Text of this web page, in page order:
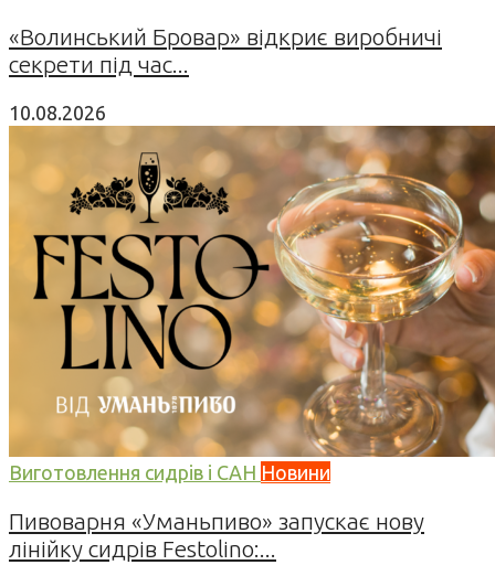
«Волинський Бровар» відкриє виробничі
секрети під час...
10.08.2026
Виготовлення сидрів і САН Новини
Пивоварня «Уманьпиво» запускає нову
лінійку сидрів Festolino:...